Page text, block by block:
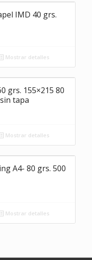
IMD 40 grs.
Mostrar detalles
grs. 155×215 80
tapa
Mostrar detalles
A4- 80 grs. 500
Mostrar detalles